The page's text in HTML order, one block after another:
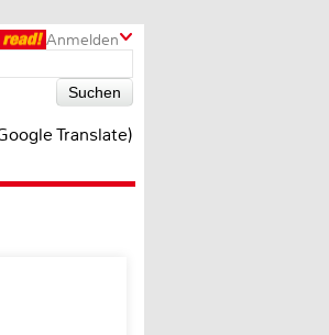
Anmelden
Translate)